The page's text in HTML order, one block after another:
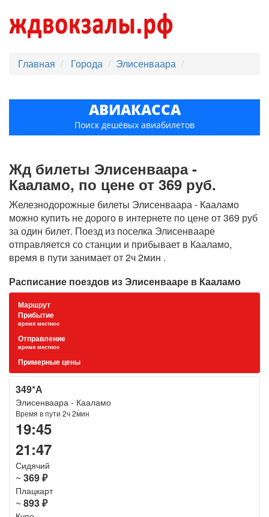
Главная Города Элисенваара
АВИАКАССА
Поиск дешёвых авиабилетов
Жд билеты Элисенваара -
Кааламо, по цене от 369 руб.
Железнодорожные билеты Элисенваара - Кааламо
можно купить не дорого в интернете по цене от 369 руб
за один билет. Поезд из поселка Элисенвааре
отправляется со станции и прибывает в Кааламо,
время в пути занимает от 2ч 2мин .
Расписание поездов из Элисенвааре в Кааламо
Маршрут
Прибытие
время местное
Отправление
время местное
Примерные цены
349*А
Элисенваара - Кааламо
Время в пути 2ч 2мин
19:45
21:47
Сидячий
~ 369 ₽
Плацкарт
~ 893 ₽